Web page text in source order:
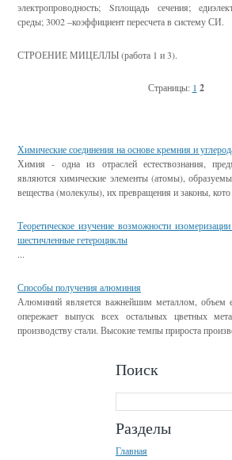
электропроводность; Sплощадь сечения;
среды; 3002 –коэффициент пересчета в систему СИ.
СТРОЕНИЕ МИЦЕЛЛЫ (работа 1 и 3).
Страницы: 1 2
Химические соединения на основе кремния и
Химия - одна из отраслей естествознания,
являются химические элементы (атомы),
вещества (молекулы), их превращения и законы, кото
Теоретическое изучение возможности
шестичленные гетероциклы
...
Способы получения алюминия
Алюминий является важнейшим металлом, объем
опережает выпуск всех остальных цветных
производству стали. Высокие темпы прироста
Поиск
Разделы
Главная